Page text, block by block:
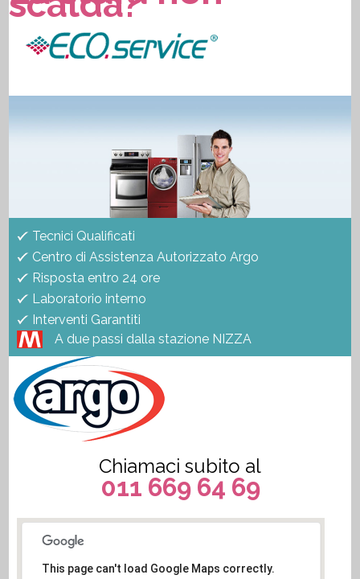
Tecnici Qualificati
Centro di Assistenza Autorizzato Argo
Risposta entro 24 ore
Laboratorio interno
Interventi Garantiti
A due passi dalla stazione NIZZA
Chiamaci subito al
011 669 64 69
This page can't load Google Maps correctly.